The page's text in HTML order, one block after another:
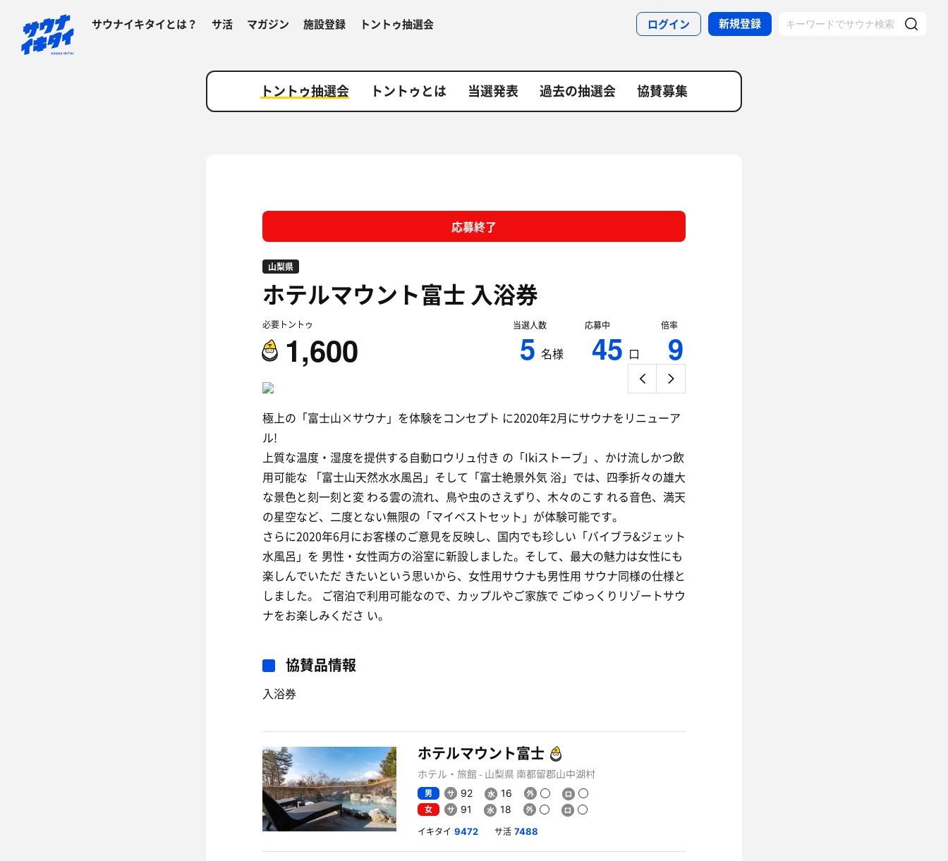
サウナイキタイとは？ サ活 マガジン 施設登録 トントゥ抽選会 ログイン 新規登録
トントゥ抽選会 トントゥとは 当選発表 過去の抽選会 協賛募集
応募終了
山梨県
ホテルマウント富士入浴券
必要トントゥ
1,600
当選人数
5 名様
応募中
45 口
倍率
9
極上の「富士山×サウナ」を体験をコンセプト に2020年2月にサウナをリニューア
ル!
上質な温度・湿度を提供する自動ロウリュ付き の「Ikiストーブ」、かけ流しかつ飲
用可能な 「富士山天然水水風呂」そして「富士絶景外気 浴」では、四季折々の雄大
な景色と刻一刻と変 わる雲の流れ、鳥や虫のさえずり、木々のこす れる音色、満天
の星空など、二度とない無限の「マイベストセット」が体験可能です。
さらに2020年6月にお客様のご意見を反映し、国内でも珍しい「バイブラ&ジェット
水風呂」を 男性・女性両方の浴室に新設しました。そして、最大の魅力は女性にも
楽しんでいただ きたいという思いから、女性用サウナも男性用 サウナ同様の仕様と
しました。 ご宿泊で利用可能なので、カップルやご家族で ごゆっくりリゾートサウ
ナをお楽しみくださ い。
協賛品情報
入浴券
ホテルマウント富士
ホテル・旅館 - 山梨県 南都留郡山中湖村
男 92
16
女
91 18
イキタイ 9472 サ活 7488